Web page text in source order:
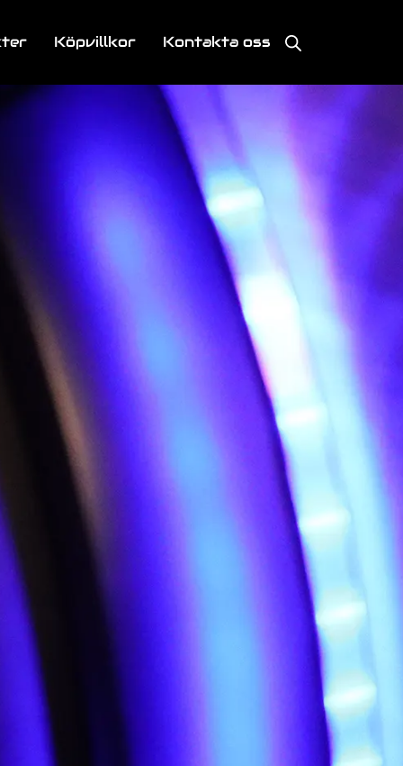
Köpvillkor Kontakta oss